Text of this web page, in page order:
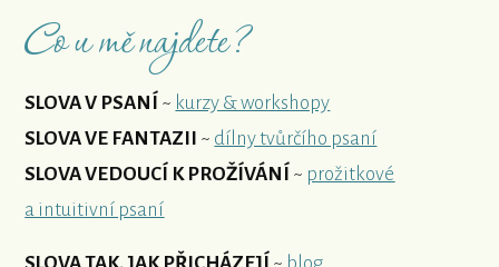
Co u mě najdete?
SLOVA V PSANÍ ~ kurzy & workshopy
SLOVA VE FANTAZII ~ dílny tvůrčího psaní
SLOVA VEDOUCÍ K PROŽÍVÁNÍ ~ prožitkové
a intuitivní psaní
SLOVA TAK, JAK PŘICHÁZEJÍ ~ blog